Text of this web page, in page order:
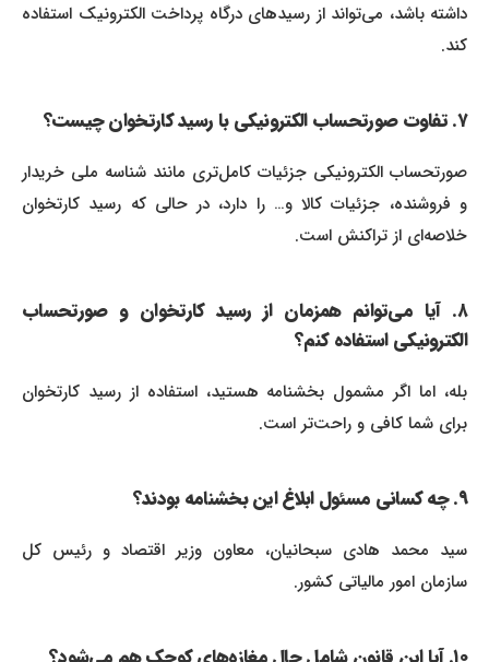
داشته باشد، می‌تواند از رسیدهای درگاه پرداخت الکترونیک استفاده
کند.
صورتحساب الکترونیکی جزئیات کامل‌تری مانند شناسه ملی خریدار
و فروشنده، جزئیات کالا و… را دارد، در حالی که رسید کارتخوان
خلاصه‌ای از تراکنش است.
۸. آیا می‌توانم همزمان از رسید کارتخوان و صورتحساب
الکترونیکی استفاده کنم؟
بله، اما اگر مشمول بخشنامه هستید، استفاده از رسید کارتخوان
برای شما کافی و راحت‌تر است.
سید محمد هادی سبحانیان، معاون وزیر اقتصاد و رئیس کل
سازمان امور مالیاتی کشور.